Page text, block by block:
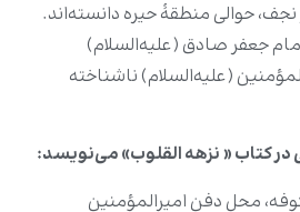
حوالی منطقۀ حیره دانسته‌اند.
جعفر صادق (علیه‌السلام)
(علیه‌السلام) ناشناخته
کتاب «نزهه القلوب» می‌نویسد:
محل دفن امیرالمؤمنین